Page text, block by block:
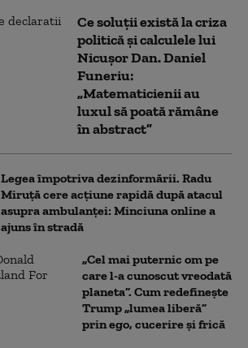
Ce soluții există la criza
politică și calculele lui
Nicușor Dan. Daniel
Funeriu:
„Matematicienii au
luxul să poată rămâne
în abstract”
Legea împotriva dezinformării. Radu
Miruță cere acțiune rapidă după atacul
asupra ambulanței: Minciuna online a
ajuns în stradă
„Cel mai puternic om pe
care l-a cunoscut vreodată
planeta”. Cum redefinește
Trump „lumea liberă”
prin ego, cucerire și frică